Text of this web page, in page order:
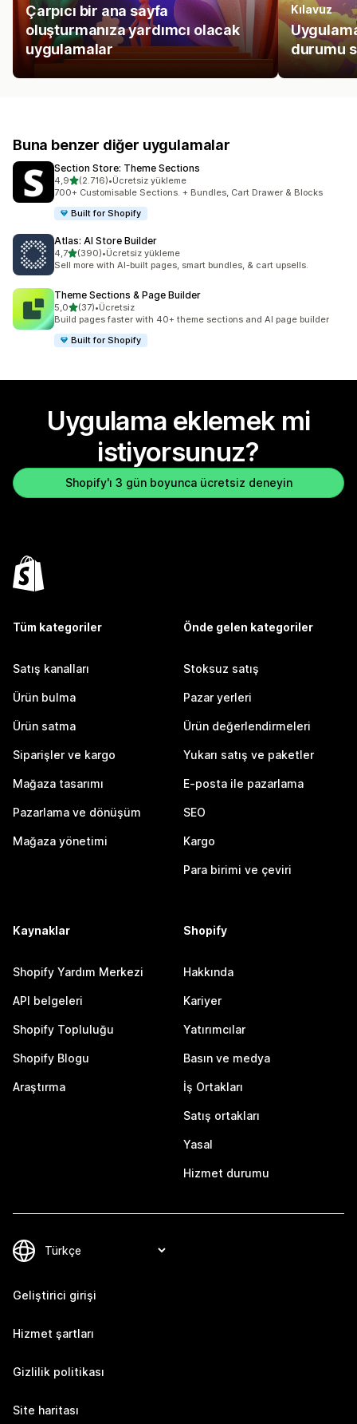
Çarpıcı bir ana sayfa
oluşturmanıza yardımcı olacak
uygulamalar
Kılavuz
durumu
Buna benzer diğer uygulamalar
Section Store: Theme Sections
4,95 yıldız üzerinden
(2.716)
toplam 2716 değerlendirme
•Ücretsiz yükleme
700+ Customisable Sections. + Bundles, Cart Drawer & Blocks
Built for Shopify
Atlas: AI Store Builder
4,75 yıldız üzerinden
(390)
toplam 390 değerlendirme
•Ücretsiz yükleme
Sell more with AI-built pages, smart bundles, & cart upsells.
Theme Sections & Page Builder
5,05 yıldız üzerinden
(37)
toplam 37 değerlendirme
•Ücretsiz
Build pages faster with 40+ theme sections and AI page builder
Built for Shopify
Uygulama eklemek mi
istiyorsunuz?
Shopify'ı 3 gün boyunca ücretsiz deneyin
Tüm kategoriler
Satış kanalları
Ürün bulma
Ürün satma
Siparişler ve kargo
Mağaza tasarımı
Pazarlama ve dönüşüm
Mağaza yönetimi
Önde gelen kategoriler
Stoksuz satış
Pazar yerleri
Ürün değerlendirmeleri
Yukarı satış ve paketler
E-posta ile pazarlama
SEO
Kargo
Para birimi ve çeviri
Kaynaklar
Shopify Yardım Merkezi
API belgeleri
Shopify Topluluğu
Shopify Blogu
Araştırma
Shopify
Hakkında
Kariyer
Yatırımcılar
Basın ve medya
İş Ortakları
Satış ortakları
Yasal
Hizmet durumu
Geliştirici girişi
Hizmet şartları
Gizlilik politikası
Site haritası